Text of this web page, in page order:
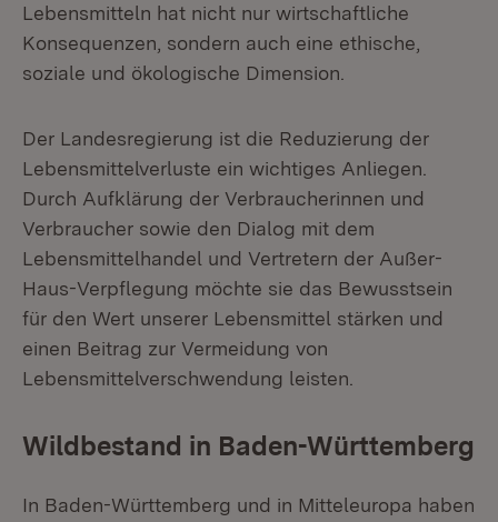
Lebensmitteln hat nicht nur wirtschaftliche
Konsequenzen, sondern auch eine ethische,
soziale und ökologische Dimension.
Der Landesregierung ist die Reduzierung der
Lebensmittelverluste ein wichtiges Anliegen.
Durch Aufklärung der Verbraucherinnen und
Verbraucher sowie den Dialog mit dem
Lebensmittelhandel und Vertretern der Außer-
Haus-Verpflegung möchte sie das Bewusstsein
für den Wert unserer Lebensmittel stärken und
einen Beitrag zur Vermeidung von
Lebensmittelverschwendung leisten.
Wildbestand in Baden-Württemberg
In Baden-Württemberg und in Mitteleuropa haben